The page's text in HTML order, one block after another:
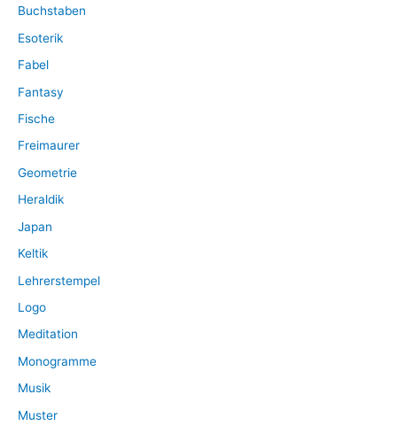
:Buchstaben
Esoterik
Fabel
Fantasy
Fische
Freimaurer
Geometrie
Heraldik
Japan
Keltik
Lehrerstempel
Logo
Meditation
Monogramme
Musik
Muster